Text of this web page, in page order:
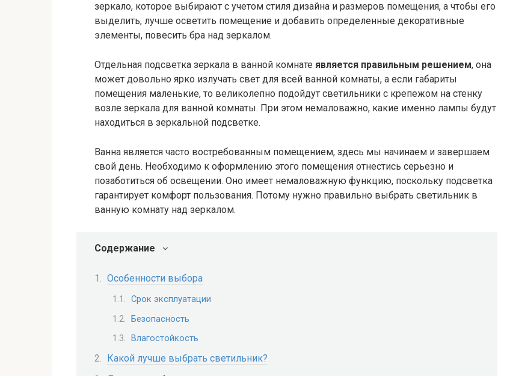
зеркало, которое выбирают с учетом стиля дизайна и размеров помещения, а чтобы его
выделить, лучше осветить помещение и добавить определенные декоративные
элементы, повесить бра над зеркалом.
Отдельная подсветка зеркала в ванной комнате является правильным решением, она
может довольно ярко излучать свет для всей ванной комнаты, а если габариты
помещения маленькие, то великолепно подойдут светильники с крепежом на стенку
возле зеркала для ванной комнаты. При этом немаловажно, какие именно лампы будут
находиться в зеркальной подсветке.
Ванна является часто востребованным помещением, здесь мы начинаем и завершаем
свой день. Необходимо к оформлению этого помещения отнестись серьезно и
позаботиться об освещении. Оно имеет немаловажную функцию, поскольку подсветка
гарантирует комфорт пользования. Потому нужно правильно выбрать светильник в
ванную комнату над зеркалом.
Содержание
Особенности выбора
Срок эксплуатации
Безопасность
Влагостойкость
Какой лучше выбрать светильник?